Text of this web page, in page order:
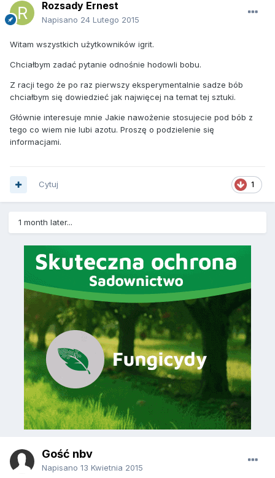
Rozsady Ernest
Napisano 24 Lutego 2015
Witam wszystkich użytkowników igrit.
Chciałbym zadać pytanie odnośnie hodowli bobu.
Z racji tego że po raz pierwszy eksperymentalnie sadze bób
chciałbym się dowiedzieć jak najwięcej na temat tej sztuki.
Głównie interesuje mnie Jakie nawożenie stosujecie pod bób z
tego co wiem nie lubi azotu. Proszę o podzielenie się
informacjami.
1
Cytuj
1 month later...
Gość nbv
Napisano 13 Kwietnia 2015